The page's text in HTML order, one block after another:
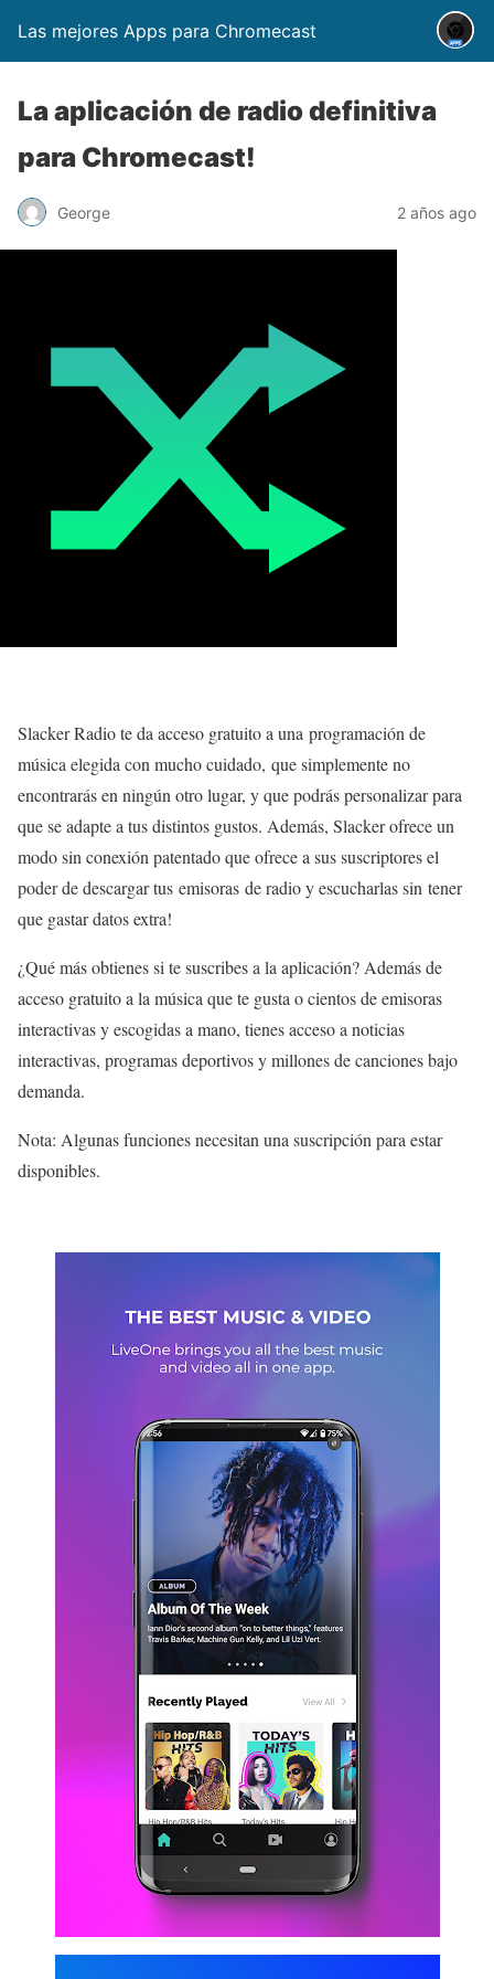
Las mejores Apps para Chromecast
La aplicación de radio definitiva
para Chromecast!
George 2 años ago
Slacker Radio te da acceso gratuito a una programación de
música elegida con mucho cuidado, que simplemente no
encontrarás en ningún otro lugar, y que podrás personalizar para
que se adapte a tus distintos gustos. Además, Slacker ofrece un
modo sin conexión patentado que ofrece a sus suscriptores el
poder de descargar tus emisoras de radio y escucharlas sin tener
que gastar datos extra!
¿Qué más obtienes si te suscribes a la aplicación? Además de
acceso gratuito a la música que te gusta o cientos de emisoras
interactivas y escogidas a mano, tienes acceso a noticias
interactivas, programas deportivos y millones de canciones bajo
demanda.
Nota: Algunas funciones necesitan una suscripción para estar
disponibles.